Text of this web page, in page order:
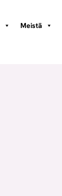
Meistä